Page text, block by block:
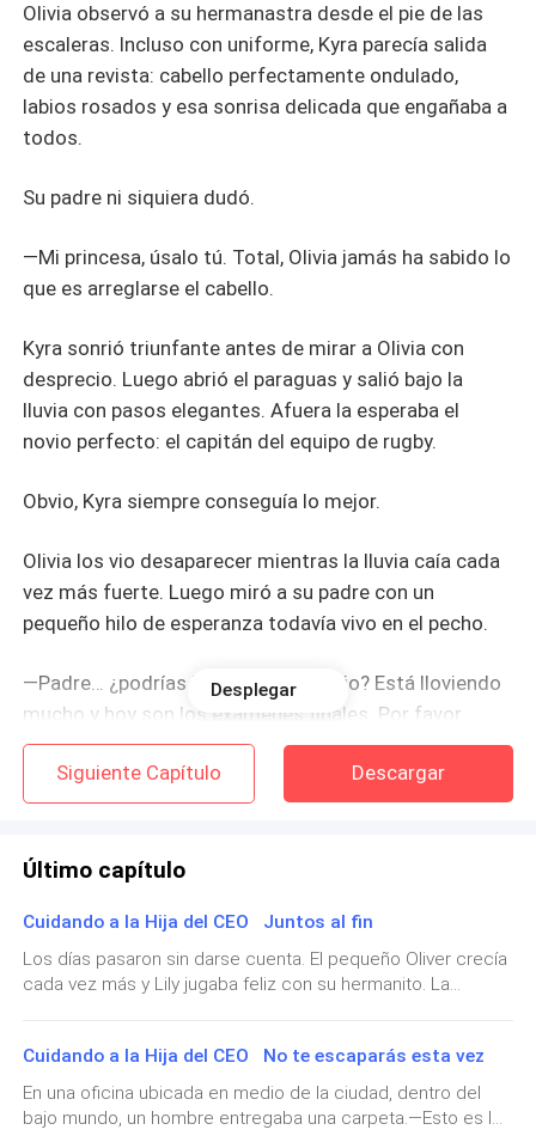
Olivia observó a su hermanastra desde el pie de las
escaleras. Incluso con uniforme, Kyra parecía salida
de una revista: cabello perfectamente ondulado,
labios rosados y esa sonrisa delicada que engañaba a
todos.
Su padre ni siquiera dudó.
—Mi princesa, úsalo tú. Total, Olivia jamás ha sabido lo
que es arreglarse el cabello.
Kyra sonrió triunfante antes de mirar a Olivia con
desprecio. Luego abrió el paraguas y salió bajo la
lluvia con pasos elegantes. Afuera la esperaba el
novio perfecto: el capitán del equipo de rugby.
Obvio, Kyra siempre conseguía lo mejor.
Olivia los vio desaparecer mientras la lluvia caía cada
vez más fuerte. Luego miró a su padre con un
pequeño hilo de esperanza todavía vivo en el pecho.
—Padre… ¿podrías llevarme al colegio? Está lloviendo
mucho y hoy son los exámenes finales. Por favor…
esta semana es el baile de graduación, pronto saldré
de tu vida. No puedo llegar empapada.
taxi.
Le dejó caer unos billetes con absoluto desprecio.
Como si alimentara a un perro callejero.
Olivia bajó lentamente la mirada y recogió el dinero
Desplegar
Siguiente Capítulo Descargar
Último capítulo
Cuidando a la Hija del CEO Juntos al fin
Los días pasaron sin darse cuenta. El pequeño Oliver crecía
cada vez más y Lily jugaba feliz con su hermanito. La
dentro, siempre llevándolo al límite.Olivia, por su parte,
estaba de vacaciones. Después de pasar el semestre, la
universidad entró en receso, así que se dedicó por
completo a sus bebés. Lily adoraba que la peinara, sobre
Cuidando a la Hija del CEO No te escaparás esta vez
En una oficina ubicada en medio de la ciudad, dentro del
bajo mundo, un hombre entregaba una carpeta.—Esto es lo